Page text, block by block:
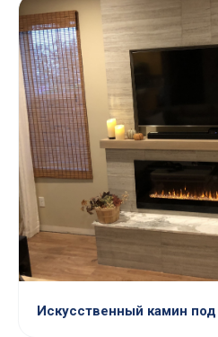
Искусственный камин